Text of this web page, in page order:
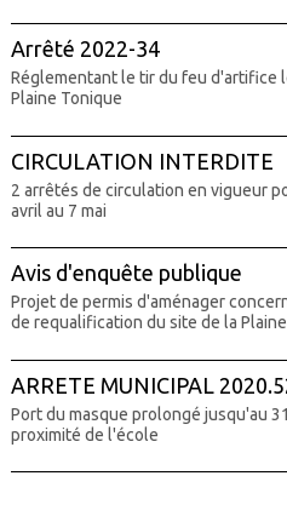
Arrêté 2022-34
Réglementant le tir du feu d'artifice
Plaine Tonique
CIRCULATION INTERDITE
2 arrêtés de circulation en vigueur
avril au 7 mai
Avis d'enquête publique
Projet de permis d'aménager
de requalification du site de la
ARRETE MUNICIPAL
Port du masque prolongé jusqu'au
proximité de l'école